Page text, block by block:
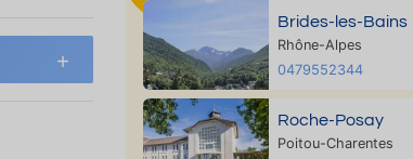
Brides-les-Bains
Rhône-Alpes
0479552344
Roche-Posay
Poitou-Charentes